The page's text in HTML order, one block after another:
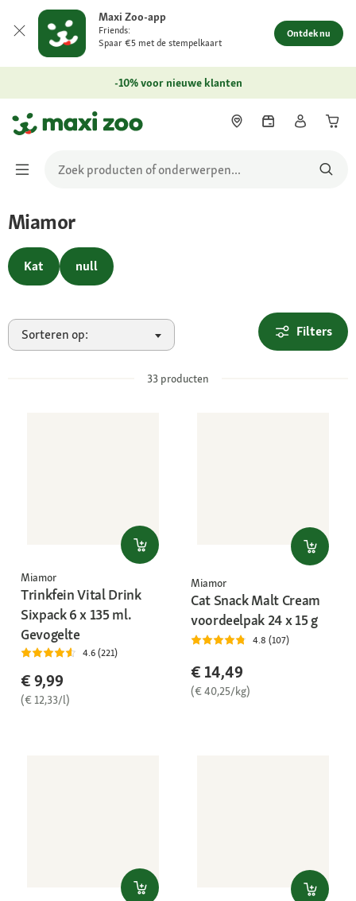
Maxi Zoo-app
Friends:
Spaar €5 met de stempelkaart
Ontdek nu
-10% voor nieuwe klanten
Miamor
Kat null
Sorteren op: Filters
33 producten
Miamor
Trinkfein Vital Drink
Sixpack 6 x 135 ml.
Gevogelte
4.6 (221)
€ 9,99
(€ 12,33/l)
Miamor
Cat Snack Malt Cream
voordeelpak 24 x 15 g
4.8 (107)
€ 14,49
(€ 40,25/kg)